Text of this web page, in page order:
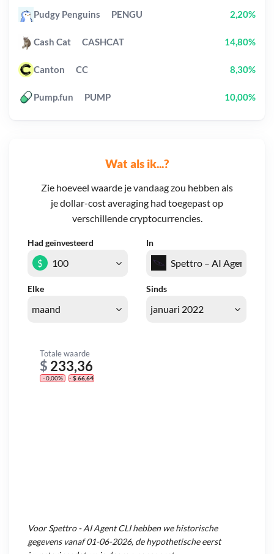
Wat als ik...?
Zie hoeveel waarde je vandaag zou hebben als
je dollar-cost averaging had toegepast op
verschillende cryptocurrencies.
Had geïnvesteerd In
Elke Sinds
$
Totale waarde
$ 233,36
- 0,00% - $ 66,64
VoorSpettro - AI Agent CLIhebben we historische
gegevens vanaf01-06-2026, de hypothetische eerst
Pudgy Penguins PENGU 2,20%
Cash Cat CASHCAT 14,80%
Canton CC 8,30%
Pump.fun PUMP 10,00%